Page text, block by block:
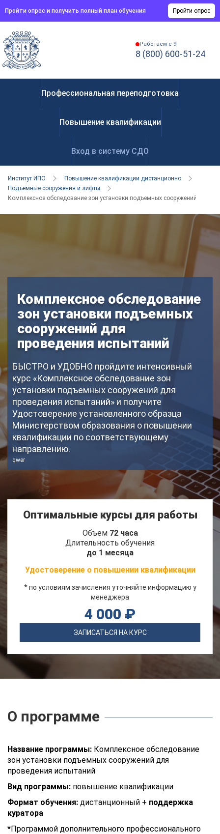
Пройти опрос и получить полный план обучения Пройти опрос
Работаем с 9
8 (800) 600-51-24
Профессиональная переподготовка
Повышение квалификации
Вход в систему СДО
Институт ИПО
Повышение квалификации дистанционно
Подъемные сооружения и лифты
Комплексное обследование зон установки подъемных сооружений для
Комплексное обследование
зон установки подъемных
сооружений для
проведения испытаний
БЫСТРО и УДОБНО пройдите интенсивный
курс «Комплексное обследование зон
установки подъемных сооружений для
проведения испытаний» и получите
Удостоверение установленного образца
Министерством образования о повышении
квалификации по соответствующему
направлению.
qwer
Оптимальные курсы для работы
Объем 72 часа
Длительность обучения
до 1 месяца
Удостоверение о повышении квалификации
* по условиям зачисления уточняйте информацию у
менеджера
4 000 ₽
ЗАПИСАТЬСЯ НА КУРС
О программе
Название программы: Комплексное обследование
зон установки подъемных сооружений для
проведения испытаний
Вид программы: повышение квалификации
Формат обучения: дистанционный + поддержка
куратора
*Программой дополнительного профессионального